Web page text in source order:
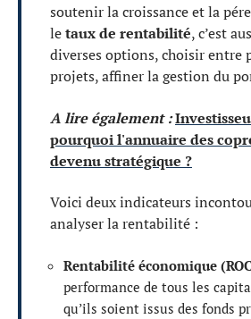
soutenir la croissance et la
letaux de rentabilité, c’est
diverses options, choisir entre
projets, affiner la gestion du
A lire également :
pourquoi l'annuaire des
devenu stratégique ?
Voici deux indicateurs
analyser la rentabilité :
Rentabilité économique
performance de tous les
qu’ils soient issus des fonds